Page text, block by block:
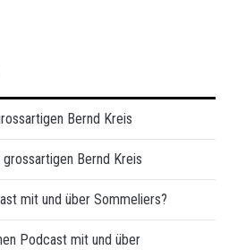
Bernd Kreis
Bernd Kreis
mit und über Sommeliers?
Podcast mit und über